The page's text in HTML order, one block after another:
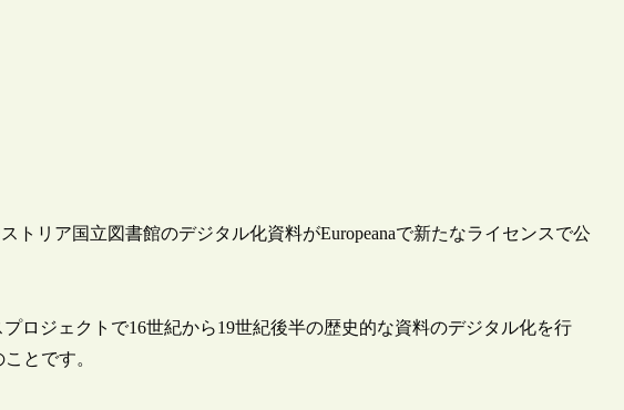
トリア国立図書館のデジタル化資料がEuropeanaで新たなライセンスで公
ロジェクトで16世紀から19世紀後半の歴史的な資料のデジタル化を行
とです。